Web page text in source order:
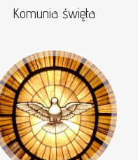
Komunia święta